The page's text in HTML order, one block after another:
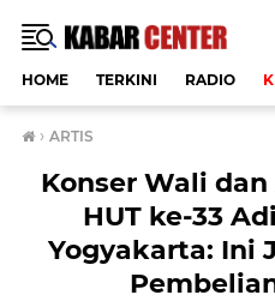
HOME TERKINI RADIO
› ARTIS
Konser Wali
HUT ke-33
Yogyakarta: Ini